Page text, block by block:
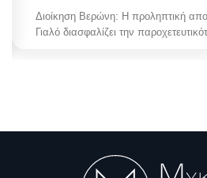
Διοίκηση Βερώνη: Η προληπτική
Γιαλό διασφαλίζει την